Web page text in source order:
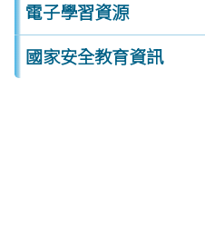
電子學習資源
國家安全教育資訊